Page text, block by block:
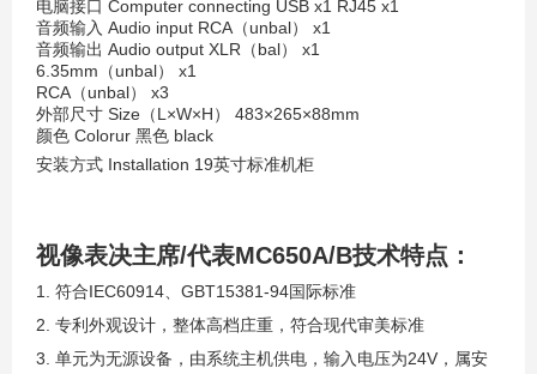
电脑接口 Computer connecting USB x1 RJ45 x1
音频输入 Audio input RCA（unbal） x1
音频输出 Audio output XLR（bal） x1
6.35mm（unbal） x1
RCA（unbal） x3
外部尺寸 Size（L×W×H） 483×265×88mm
颜色 Colorur 黑色 black
安装方式 Installation 19英寸标准机柜
视像表决主席/代表MC650A/B技术特点：
1. 符合IEC60914、GBT15381-94国际标准
2. 专利外观设计，整体高档庄重，符合现代审美标准
3. 单元为无源设备，由系统主机供电，输入电压为24V，属安